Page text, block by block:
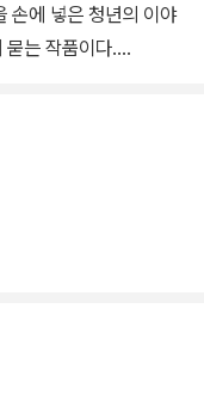
손에 넣은 청년의 이야
묻는 작품이다.
의 유산으로 목돈을 손
조인간 아담을 구매한
뜻한 체온을 유지하며
, 입천장을 이용해 내
을 가릴 옷을 요구하고